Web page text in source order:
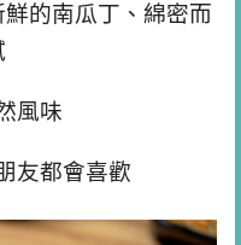
的南瓜丁、綿密而
風味
友都會喜歡